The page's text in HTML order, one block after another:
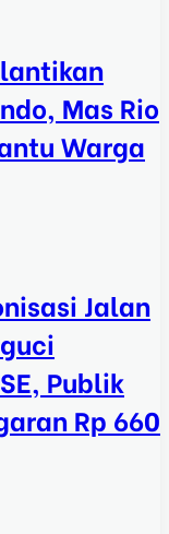
Mas Rio
Warga
Jalan
Publik
Rp 660